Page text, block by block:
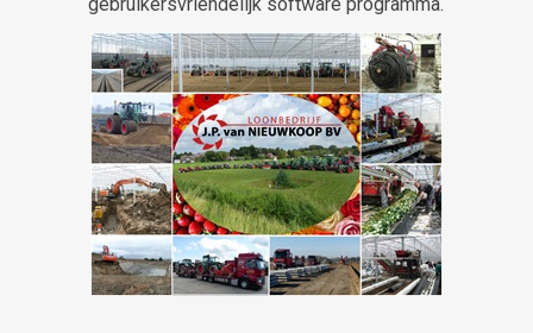
gebruikersvriendelijk software programma.